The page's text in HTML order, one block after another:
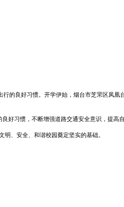
的良好习惯。开学伊始，烟台市芝罘区凤凰
良好习惯，不断增强道路交通安全意识，提高
、安全、和谐校园奠定坚实的基础。